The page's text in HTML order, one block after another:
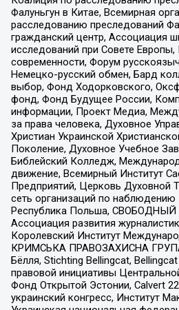
Фалуньгун в Китае, Всемирная
расследованию преследований
гражданский центр, Ассоциация
исследований при Совете
современности, Форум
Немецко-русский обмен, Бард
выбор, Фонд Ходорковского,
фонд, Фонд Будущее России,
информации, Проект Медиа,
за права человека, Духовное
Христиан Украинской
Поколение, Духовное Учебное
Библейский Колледж,
движение, Всемирный Институт
Предприятий, Церковь Духовной
сеть организаций по
Республика Польша,
Ассоциация развития
Королевский Институт
КРИМСЬКА ПРАВОЗАХИСНА
Бёлля, Stichting Bellingcat,
правовой инициативы
Фонд Открытой Эстонии, Calvert
украинский конгресс, Институт